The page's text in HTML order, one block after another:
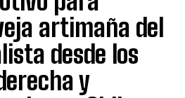
artimaña del
desde los
y